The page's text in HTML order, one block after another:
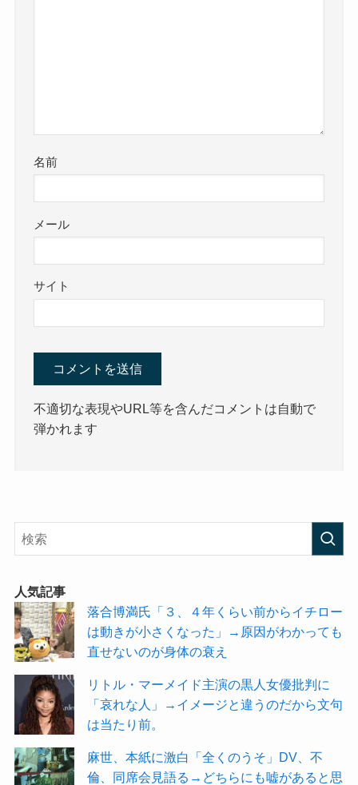
名前
メール
サイト
不適切な表現やURL等を含んだコメントは自動で
弾かれます
人気記事
落合博満氏「３、４年くらい前からイチロー
は動きが小さくなった」→原因がわかっても
直せないのが身体の衰え
リトル・マーメイド主演の黒人女優批判に
「哀れな人」→イメージと違うのだから文句
は当たり前。
麻世、本紙に激白「全くのうそ」DV、不
倫、同席会見語る→どちらにも嘘があると思